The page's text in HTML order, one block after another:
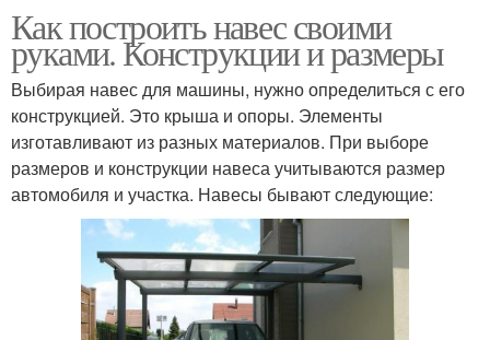
Как построить навес своими
руками. Конструкции и размеры
Выбирая навес для машины, нужно определиться с его
конструкцией. Это крыша и опоры. Элементы
изготавливают из разных материалов. При выборе
размеров и конструкции навеса учитываются размер
автомобиля и участка. Навесы бывают следующие: